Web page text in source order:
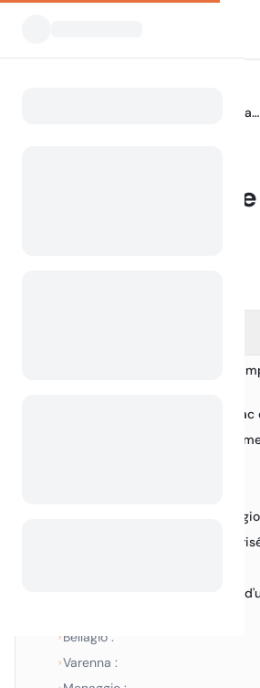
Camping au lac de Côme, Italie
Camping au lac
Découvrez une expérience de
Pourquoi choisir le camping au lac
Meilleurs campings au lac de
Découvrez la sérénité de Menaggio
Le camping sauvage est-il
Sites incontournables à voir lors
› Bellagio :
›Varenna :